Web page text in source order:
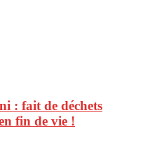
: fait de déchets
fin de vie !